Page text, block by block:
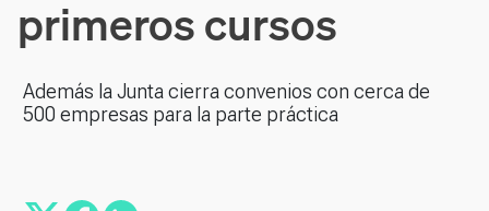
primeros cursos
Además la Junta cierra convenios con cerca de
500 empresas para la parte práctica